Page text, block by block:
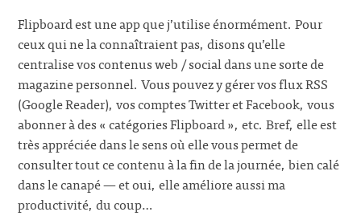
Flipboard est une app que j’utilise énormément. Pour
ceux qui ne la connaîtraient pas, disons qu’elle
centralise vos contenus web / social dans une sorte de
magazine personnel. Vous pouvez y gérer vos flux RSS
(Google Reader), vos comptes Twitter et Facebook, vous
abonner à des « catégories Flipboard », etc. Bref, elle est
très appréciée dans le sens où elle vous permet de
consulter tout ce contenu à la fin de la journée, bien calé
dans le canapé — et oui, elle améliore aussi ma
productivité, du coup…